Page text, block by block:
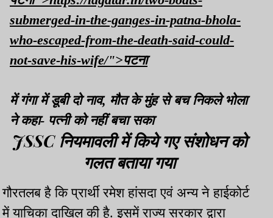
submerged-in-the-ganges-in-patna-bhola-
who-escaped-from-the-death-said-could-
not-save-his-wife/">पटना
में गंगा में डूबी दो नाव, मौत के मुंह से बच निकले भोला
ने कहा- पत्‍नी को नहीं बचा सका
JSSC नियमावली में किये गए संशोधन को
गलत बताया गया
गौरतलब है कि प्रार्थी रमेश हांसदा एवं अन्य ने हाईकोर्ट
में याचिका दाखिल की है. इसमें राज्य सरकार द्वारा